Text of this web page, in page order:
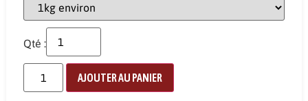
Qté :
AJOUTER AU PANIER